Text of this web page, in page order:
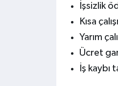
İşsizlik
Kısa
Yarım
Ücret
İş kaybı